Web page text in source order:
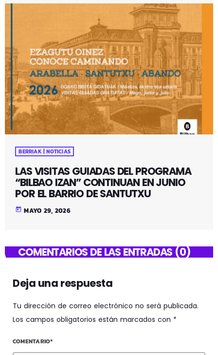
BERRIAK | NOTICIAS
LAS VISITAS GUIADAS DEL PROGRAMA
“BILBAO IZAN” CONTINUAN EN JUNIO
POR EL BARRIO DE SANTUTXU
today MAYO 29, 2026
COMENTARIOS DE LAS ENTRADAS (0)
Deja una respuesta
Tu dirección de correo electrónico no será publicada.
Los campos obligatorios están marcados con *
COMENTARIO*